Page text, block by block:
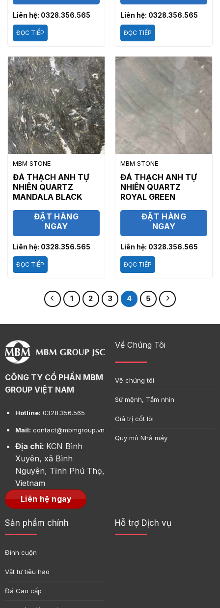
Liên hệ: 0328.356.565
ĐỌC TIẾP
Liên hệ: 0328.356.565
ĐỌC TIẾP
MBM STONE
ĐÁ THẠCH ANH TỰ
NHIÊN QUARTZ
MANDALA BLACK
ĐẶT HÀNG
NGAY
Liên hệ: 0328.356.565
ĐỌC TIẾP
MBM STONE
ĐÁ THẠCH ANH TỰ
NHIÊN QUARTZ
ROYAL GREEN
ĐẶT HÀNG
NGAY
Liên hệ: 0328.356.565
ĐỌC TIẾP
1 2 3 4 5
CÔNG TY CỔ PHẦN MBM
GROUP VIỆT NAM
Hotline: 0328.356.565
Mail: contact@mbmgroup.vn
Địa chỉ: KCN Bình
Xuyên, xã Bình
Nguyên, Tỉnh Phú Thọ,
Vietnam
Liên hệ ngay
Về Chúng Tôi
Về chúng tôi
Sứ mệnh, Tầm nhìn
Giá trị cốt lõi
Quy mô Nhà máy
Sản phẩm chính
Đinh cuộn
Vật tư tiêu hao
Đá Cao cấp
Hỗ trợ Dịch vụ